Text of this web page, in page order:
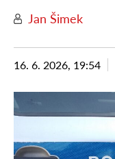
Jan Šimek
16. 6. 2026, 19:54